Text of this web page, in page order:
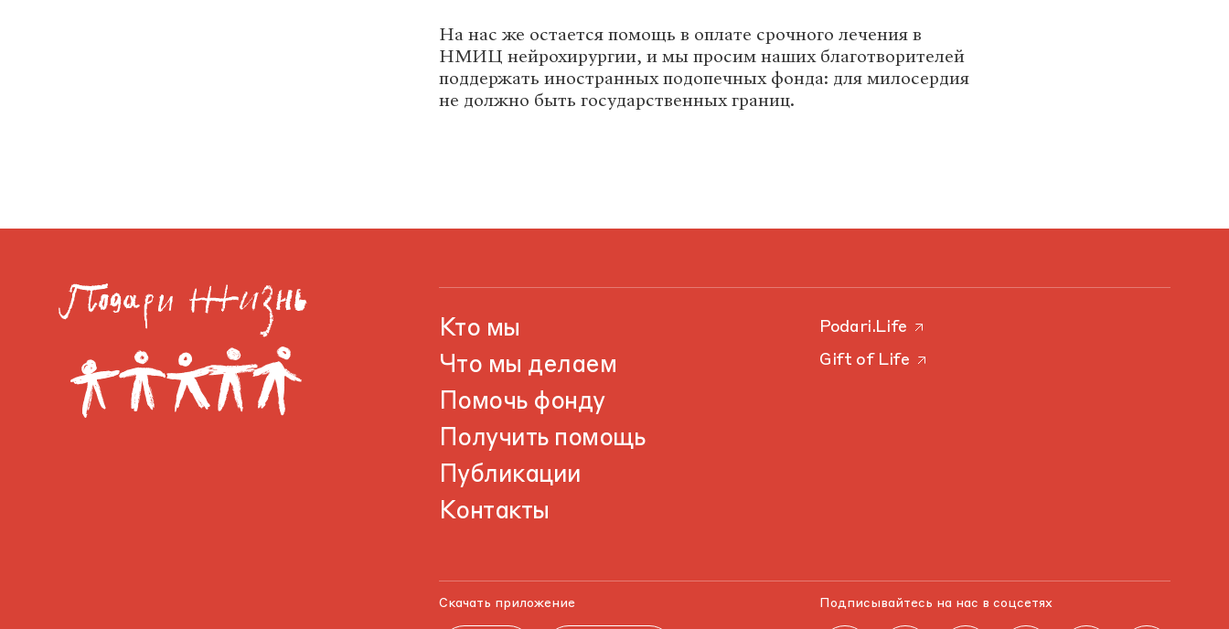
На нас же остается помощь в оплате срочного лечения в
НМИЦ нейрохирургии, и мы просим наших благотворителей
поддержать иностранных подопечных фонда: для милосердия
не должно быть государственных границ.
Кто мы
Что мы делаем
Помочь фонду
Получить помощь
Публикации
Контакты
Podari.Life
Gift of Life
Скачать приложение Подписывайтесь на нас в соцсетях